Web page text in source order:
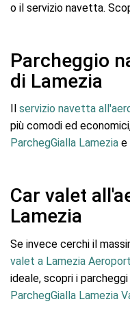
o il servizio navetta.
Parcheggio
di Lamezia
Il servizio navetta
più comodi ed
ParchegGialla Lamezia e
Car valet
Lamezia
Se invece cerchi il
valet a Lamezia
ideale, scopri i parcheggi
ParchegGialla Lamezia